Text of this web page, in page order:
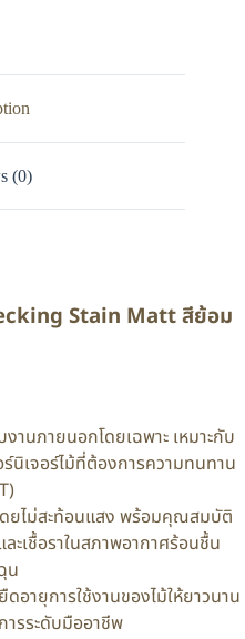
(0)
Stain Matt สีย้อม
านภายนอกโดยเฉพาะ เหมาะกับ
นิเจอร์ไม้ที่ต้องการความทนทาน
ดยไม่สะท้อนแสง พร้อมคุณสมบัติ
เชื้อราในสภาพอากาศร้อนชื้น
น
ดอายุการใช้งานของไม้ให้ยาวนาน
ารระดับมืออาชีพ